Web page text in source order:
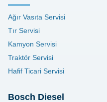
Ağır Vasıta Servisi
Tır Servisi
Kamyon Servisi
Traktör Servisi
Hafif Ticari Servisi
Bosch Diesel